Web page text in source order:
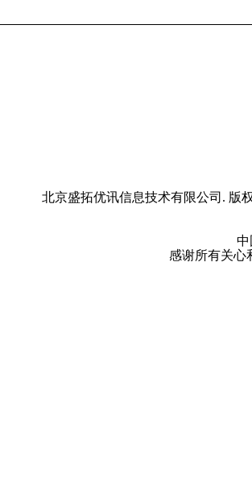
北京盛拓优讯信息技术有限公司. 版
中
感谢所有关心